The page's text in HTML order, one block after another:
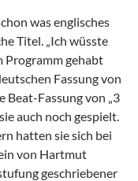
was englisches
Titel. „Ich wüsste
Programm gehabt
Fassung von
Beat-Fassung von „3
auch noch gespielt.
hatten sie sich bei
von Hartmut
geschriebener